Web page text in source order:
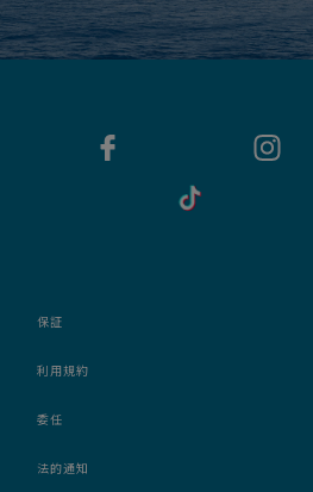
保証
利用規約
委任
法的通知